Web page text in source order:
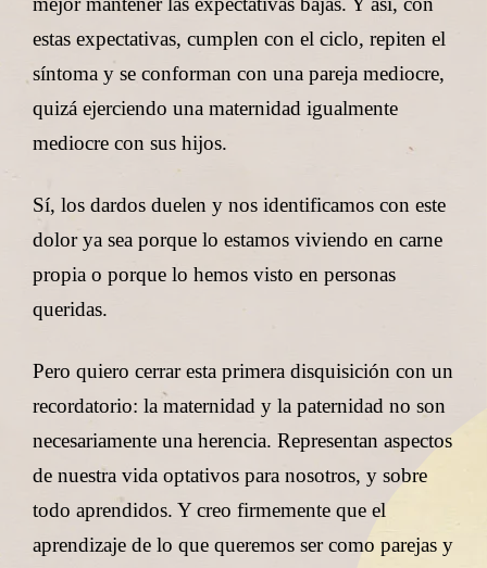
estas expectativas, cumplen con el ciclo, repiten el
síntoma y se conforman con una pareja mediocre,
quizá ejerciendo una maternidad igualmente
mediocre con sus hijos.
Sí, los dardos duelen y nos identificamos con este
dolor ya sea porque lo estamos viviendo en carne
propia o porque lo hemos visto en personas
queridas.
Pero quiero cerrar esta primera disquisición con un
recordatorio: la maternidad y la paternidad no son
necesariamente una herencia. Representan aspectos
de nuestra vida optativos para nosotros, y sobre
todo aprendidos. Y creo firmemente que el
aprendizaje de lo que queremos ser como parejas y